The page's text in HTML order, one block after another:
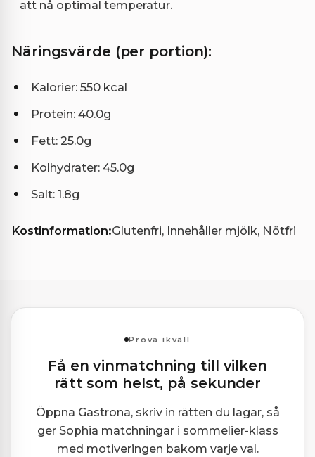
att nå optimal temperatur.
Näringsvärde (per portion):
Kalorier: 550 kcal
Protein: 40.0g
Fett: 25.0g
Kolhydrater: 45.0g
Salt: 1.8g
Kostinformation:Glutenfri, Innehåller mjölk, Nötfri
Prova ikväll
Få en vinmatchning till vilken
rätt som helst, på sekunder
Öppna Gastrona, skriv in rätten du lagar, så
ger Sophia matchningar i sommelier-klass
med motiveringen bakom varje val.